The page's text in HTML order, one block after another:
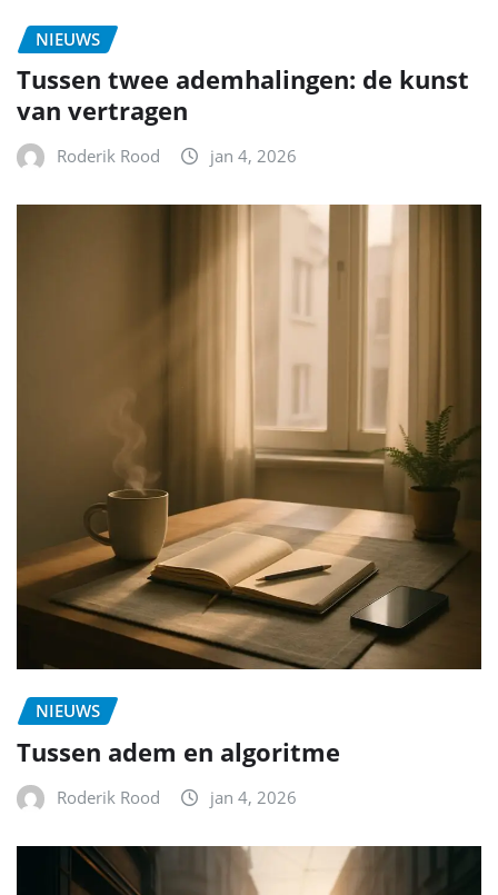
NIEUWS
Tussen twee ademhalingen: de kunst
van vertragen
Roderik Rood jan 4, 2026
NIEUWS
Tussen adem en algoritme
Roderik Rood jan 4, 2026